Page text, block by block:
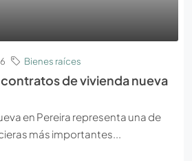
Bienes raíces
de vivienda nueva
en Pereira representa una de
más importantes...